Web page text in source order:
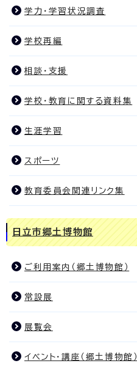
学力・学習状況調査
学校再編
相談・支援
学校・教育に関する資料集
生涯学習
スポーツ
教育委員会関連リンク集
日立市郷土博物館
ご利用案内（郷土博物館）
常設展
展覧会
イベント・講座（郷土博物館）